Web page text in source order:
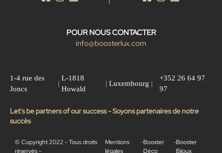
POUR NOUS CONTACTER
info@boosterlux.com
1-4 rue des
Joncs
|
L-1818
Howald
|Luxembourg |
+352 26 64 97
97
Let's be partners of our success - Soyons partenaires de notre
succès
© Copyright 2022 - Tous droits
réservés -
Mentions
légales
-Booster
Déco
-Booster
Bijoux